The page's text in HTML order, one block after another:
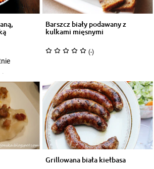
d...
Barszcz biały podawany z
kulkami mięsnymi
(-)
Grillowana biała kiełbasa